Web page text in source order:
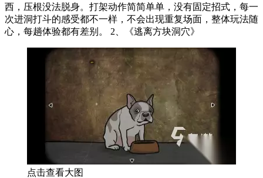
西，压根没法脱身。打架动作简简单单，没有固定招式，每一
次进洞打斗的感受都不一样，不会出现重复场面，整体玩法随
心，每趟体验都有差别。 2、《逃离方块洞穴》
点击查看大图